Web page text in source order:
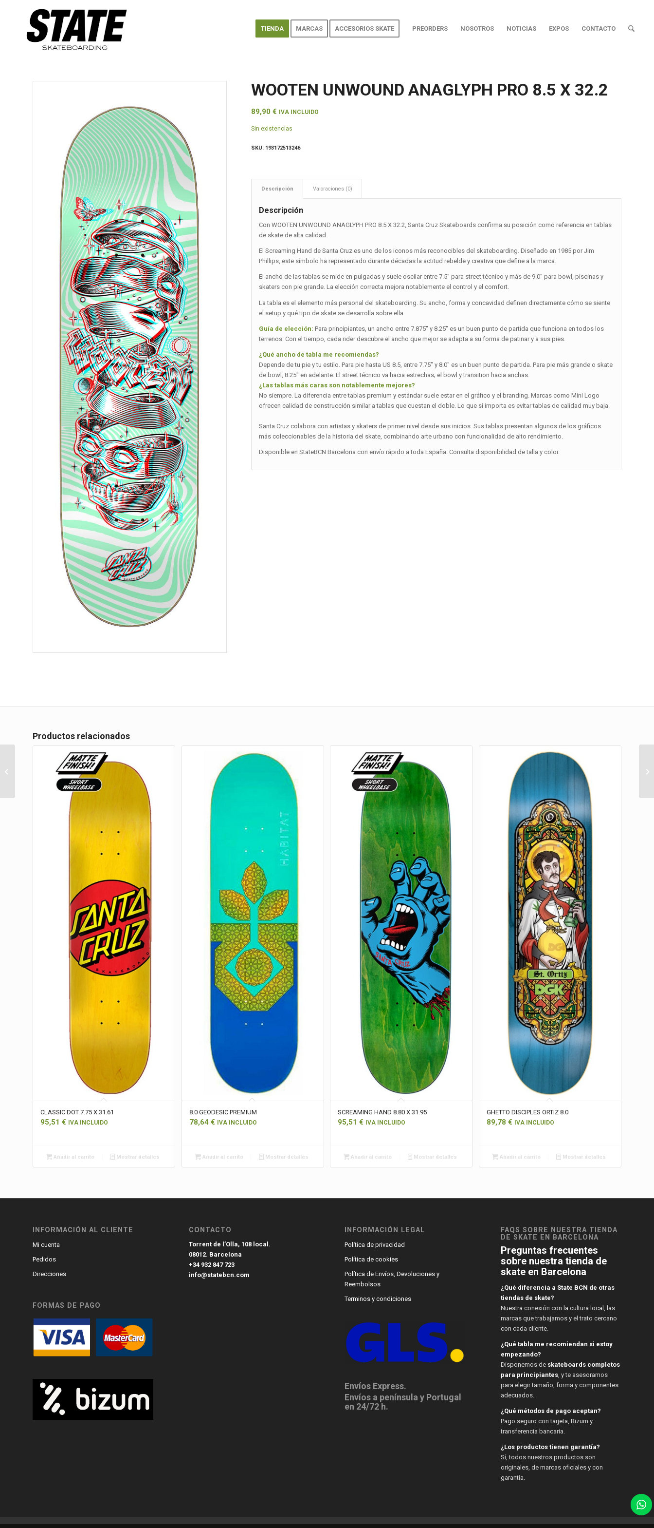
TIENDA MARCAS ACCESORIOS SKATE PREORDERS NOSOTROS NOTICIAS EXPOS CONTACTO
WOOTEN UNWOUND ANAGLYPH PRO 8.5 X 32.2
89,90€ IVA INCLUIDO
Sin existencias
SKU: 193172513246
Descripción Valoraciones (0)
Descripción
Con WOOTEN UNWOUND ANAGLYPH PRO 8.5 X 32.2, Santa Cruz Skateboards confirma su posición como referencia en tablas
de skate de alta calidad.
El Screaming Hand de Santa Cruz es uno de los iconos más reconocibles del skateboarding. Diseñado en 1985 por Jim
Phillips, este símbolo ha representado durante décadas la actitud rebelde y creativa que define a la marca.
El ancho de las tablas se mide en pulgadas y suele oscilar entre 7.5″ para street técnico y más de 9.0″ para bowl, piscinas y
skaters con pie grande. La elección correcta mejora notablemente el control y el comfort.
La tabla es el elemento más personal del skateboarding. Su ancho, forma y concavidad definen directamente cómo se siente
el setup y qué tipo de skate se desarrolla sobre ella.
Guía de elección: Para principiantes, un ancho entre 7.875″ y 8.25″ es un buen punto de partida que funciona en todos los
terrenos. Con el tiempo, cada rider descubre el ancho que mejor se adapta a su forma de patinar y a sus pies.
¿Qué ancho de tabla me recomiendas?
Depende de tu pie y tu estilo. Para pie hasta US 8.5, entre 7.75″ y 8.0″ es un buen punto de partida. Para pie más grande o skate
de bowl, 8.25″ en adelante. El street técnico va hacia estrechas; el bowl y transition hacia anchas.
¿Las tablas más caras son notablemente mejores?
No siempre. La diferencia entre tablas premium y estándar suele estar en el gráfico y el branding. Marcas como Mini Logo
ofrecen calidad de construcción similar a tablas que cuestan el doble. Lo que sí importa es evitar tablas de calidad muy baja.
Santa Cruz colabora con artistas y skaters de primer nivel desde sus inicios. Sus tablas presentan algunos de los gráficos
más coleccionables de la historia del skate, combinando arte urbano con funcionalidad de alto rendimiento.
Disponible en StateBCN Barcelona con envío rápido a toda España. Consulta disponibilidad de talla y color.
Productos relacionados
CLASSIC DOT 7.75 X 31.61
95,51 € IVA INCLUIDO
Añadir al carrito Mostrar detalles
8.0 GEODESIC PREMIUM
78,64 € IVA INCLUIDO
Añadir al carrito Mostrar detalles
SCREAMING HAND 8.80 X 31.95
95,51€ IVA INCLUIDO
Añadir al carrito Mostrar detalles
GHETTO DISCIPLES ORTIZ 8.0
89,78 € IVA INCLUIDO
Añadir al carrito Mostrar detalles
INFORMACIÓN AL CLIENTE
Mi cuenta
Pedidos
Direcciones
FORMAS DE PAGO
CONTACTO
Torrent de l’Olla, 108 local.
08012. Barcelona
+34 932 847 723
info@statebcn.com
INFORMACIÓN LEGAL
Política de privacidad
Política de cookies
Política de Envíos, Devoluciones y
Reembolsos
Terminos y condiciones
Envíos Express.
Envíos a península y Portugal
en 24/72 h.
FAQS SOBRE NUESTRA TIENDA
DE SKATE EN BARCELONA
Preguntas frecuentes
sobre nuestra tienda de
skate en Barcelona
¿Qué diferencia a State BCN de otras
tiendas de skate?
Nuestra conexión con la cultura local, las
marcas que trabajamos y el trato cercano
con cada cliente.
¿Qué tabla me recomiendan si estoy
empezando?
Disponemos de skateboards completos
para principiantes, y te asesoramos
para elegir tamaño, forma y componentes
adecuados.
¿Qué métodos de pago aceptan?
Pago seguro con tarjeta, Bizum y
transferencia bancaria.
¿Los productos tienen garantía?
Sí, todos nuestros productos son
originales, de marcas oficiales y con
garantía.
MCCOY DONUTS TWIN
PRO 8.20 X 32.0